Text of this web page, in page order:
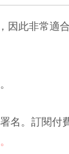
，因此非常適
名。訂閱付